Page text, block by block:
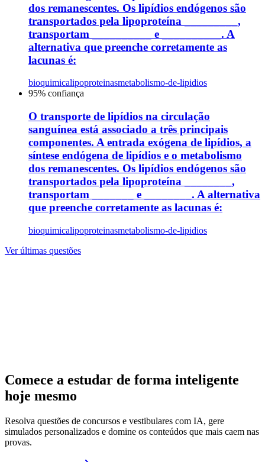
dos remanescentes. Os lipídios endógenos são
transportados pela lipoproteína _________,
transportam __________ e __________. A
alternativa que preenche corretamente as
lacunas é:
bioquimicalipoproteinasmetabolismo-de-lipidios
95% confiança
O transporte de lipídios na circulação
sanguínea está associado a três principais
componentes. A entrada exógena de lipídios, a
síntese endógena de lipídios e o metabolismo
dos remanescentes. Os lipídios endógenos são
transportados pela lipoproteína ________,
transportam _______ e ________. A alternativa
que preenche corretamente as lacunas é:
bioquimicalipoproteinasmetabolismo-de-lipidios
Ver últimas questões
Comece a estudar de forma inteligente
hoje mesmo
Resolva questões de concursos e vestibulares com IA, gere
simulados personalizados e domine os conteúdos que mais caem nas
provas.